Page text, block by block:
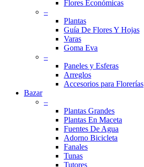
Flores Económicas
–
Plantas
Guía De Flores Y Hojas
Varas
Goma Eva
–
Paneles y Esferas
Arreglos
Accesorios para Florerías
Bazar
–
Plantas Grandes
Plantas En Maceta
Fuentes De Agua
Adorno Bicicleta
Fanales
Tunas
Tutores